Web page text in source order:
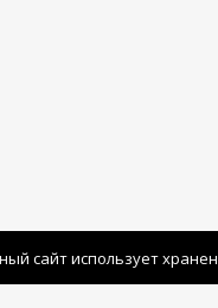
сайт использует